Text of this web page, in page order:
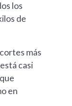
los
de
más
casi
en